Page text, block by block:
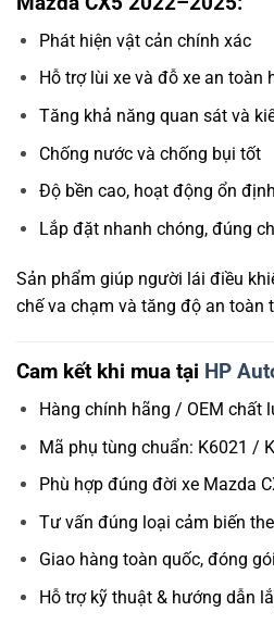
Phát hiện vật cản chính xác
Hỗ trợ lùi xe và đỗ xe an toàn
Tăng khả năng quan sát và
Chống nước và chống bụi tốt
Độ bền cao, hoạt động ổn định
Lắp đặt nhanh chóng, đúng
Sản phẩm giúp người lái điều
chế va chạm và tăng độ an toàn
Cam kết khi mua tại HP
Hàng chính hãng / OEM chất
Mã phụ tùng chuẩn: K6021 /
Phù hợp đúng đời xe Mazda
Tư vấn đúng loại cảm biến
Giao hàng toàn quốc, đóng
Hỗ trợ kỹ thuật & hướng dẫn